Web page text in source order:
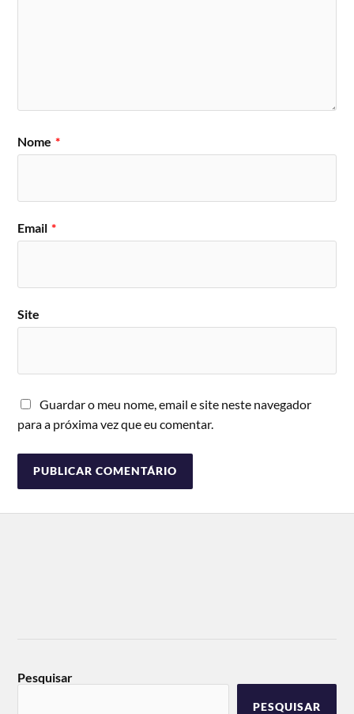
Nome *
Email *
Site
Guardar o meu nome, email e site neste navegador
para a próxima vez que eu comentar.
Pesquisar
PESQUISAR